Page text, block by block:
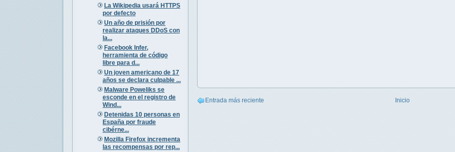
La Wikipedia usará HTTPS
por defecto
Un año de prisión por
realizar ataques DDoS con
la...
Facebook Infer,
herramienta de código
libre para d...
Un joven americano de 17
años se declara culpable ...
Malware Poweliks se
esconde en el registro de
Wind...
Detenidas 10 personas en
España por fraude
cibérne...
Mozilla Firefox incrementa
las recompensas por rep...
Entrada más reciente Inicio